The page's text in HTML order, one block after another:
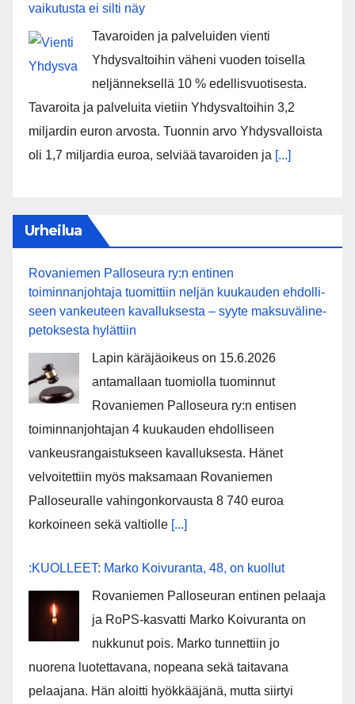
vaikutusta ei silti näy
Tavaroiden ja palveluiden vienti
Yhdysvaltoihin väheni vuoden toisella
neljänneksellä 10 % edellisvuotisesta.
Tavaroita ja palveluita vietiin Yhdysvaltoihin 3,2
miljardin euron arvosta. Tuonnin arvo Yhdysvalloista
oli 1,7 miljardia euroa, selviää tavaroiden ja [...]
Urheilua
Rovaniemen Palloseura ry:n entinen
toiminnanjohtaja tuo­mit­tiin neljän kuu­kau­den eh­dol­li­
seen van­keu­teen ka­val­luk­ses­ta – syyte mak­su­vä­li­ne­
pe­tok­ses­ta hy­lät­tiin
Lapin käräjäoikeus on 15.6.2026
antamallaan tuomiolla tuominnut
Rovaniemen Palloseura ry:n entisen
toiminnanjohtajan 4 kuukauden ehdolliseen
vankeusrangaistukseen kavalluksesta. Hänet
velvoitettiin myös maksamaan Rovaniemen
Palloseuralle vahingonkorvausta 8 740 euroa
korkoineen sekä valtiolle [...]
:KUOLLEET: Marko Koivuranta, 48, on kuollut
Rovaniemen Palloseuran entinen pelaaja
ja RoPS-kasvatti Marko Koivuranta on
nukkunut pois. Marko tunnettiin jo
nuorena luotettavana, nopeana sekä taitavana
pelaajana. Hän aloitti hyökkääjänä, mutta siirtyi